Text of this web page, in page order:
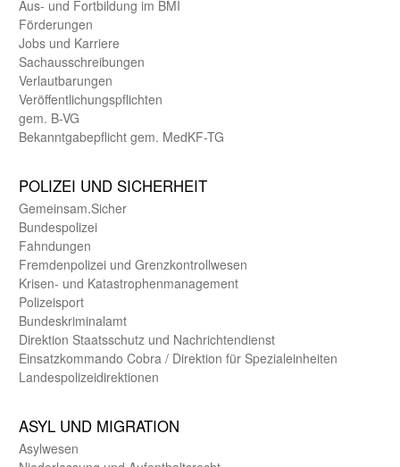
Aus- und Fortbildung im BMI
Förderungen
Jobs und Karriere
Sachaus­schreibungen
Verlautbarungen
Veröffentlichungspflichten
gem. B-VG
Bekanntgabepflicht gem. MedKF-TG
POLIZEI UND SICHER­HEIT
Gemein­sam.Sicher
Bundes­polizei
Fahndungen
Fremdenpolizei und Grenzkontrollwesen
Krisen- und Katastrophen­management
Polizeisport
Bundes­kriminal­amt
Direktion Staats­schutz und Nach­richten­dienst
Einsatz­kommando Cobra / Direktion für Spezialeinheiten
Landes­polizei­direk­tionen
ASYL UND MIGRA­TION
Asyl­wesen